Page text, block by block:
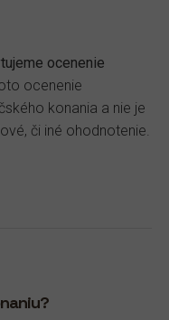
ocenenie
ocenenie
konania a nie je
či iné ohodnotenie.